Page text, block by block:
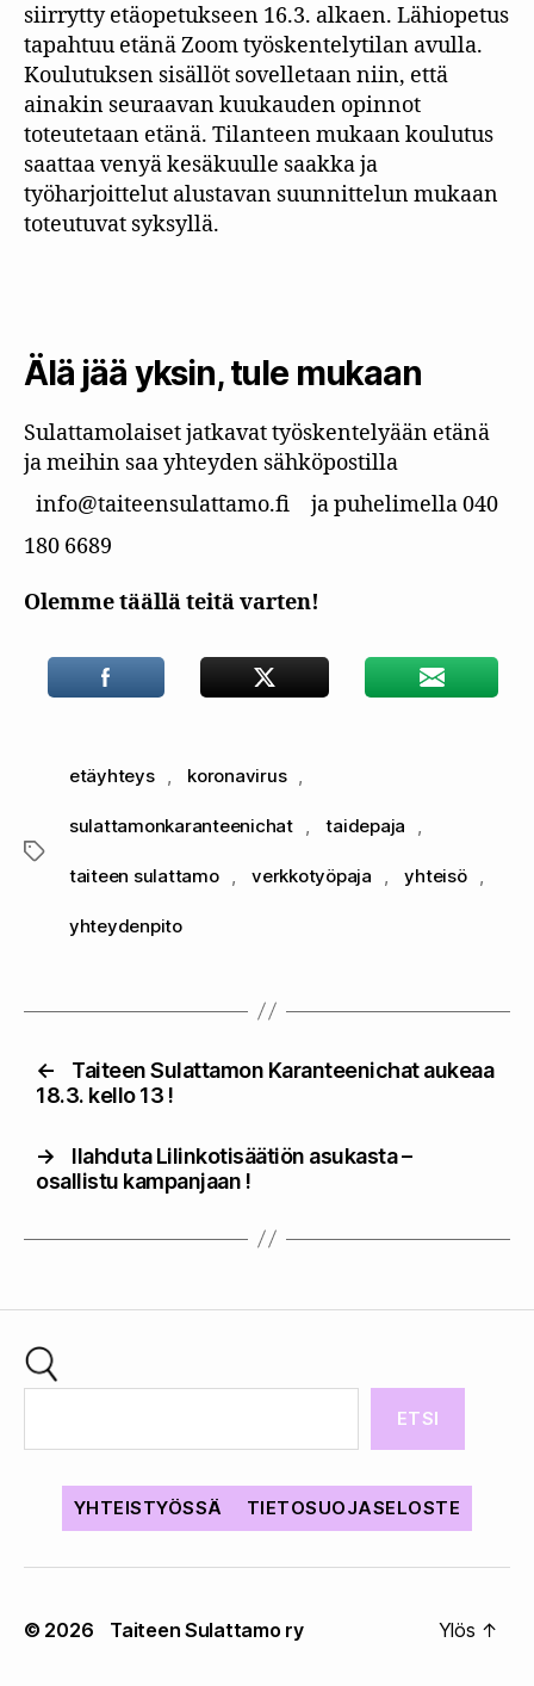
siirrytty etäopetukseen 16.3. alkaen. Lähiopetus
tapahtuu etänä Zoom työskentelytilan avulla.
Koulutuksen sisällöt sovelletaan niin, että
ainakin seuraavan kuukauden opinnot
toteutetaan etänä. Tilanteen mukaan koulutus
saattaa venyä kesäkuulle saakka ja
työharjoittelut alustavan suunnittelun mukaan
toteutuvat syksyllä.
Älä jää yksin, tule mukaan
Sulattamolaiset jatkavat työskentelyään etänä
ja meihin saa yhteyden sähköpostilla
info@taiteensulattamo.fi
ja puhelimella 040
180 6689
Olemme täällä teitä varten!
Avainsanat
etäyhteys koronavirus
sulattamonkaranteenichat taidepaja
taiteen sulattamo verkkotyöpaja yhteisö
yhteydenpito
←
Taiteen Sulattamon Karanteenichat aukeaa
18.3. kello 13 !
→
Ilahduta Lilinkotisäätiön asukasta –
osallistu kampanjaan !
ETSI
YHTEISTYÖSSÄ TIETOSUOJASELOSTE
© 2026 Taiteen Sulattamo ry Ylös ↑